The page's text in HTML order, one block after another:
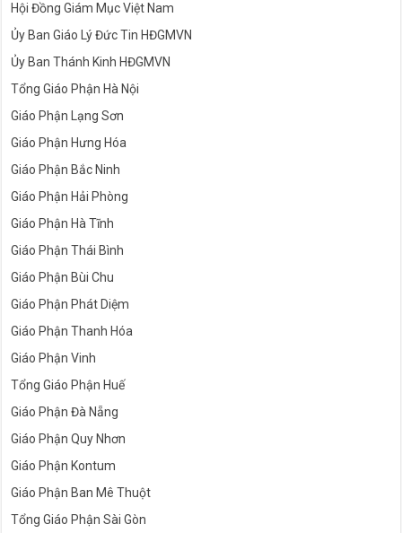
Hội Đồng Giám Mục Việt Nam
Ủy Ban Giáo Lý Đức Tin HĐGMVN
Ủy Ban Thánh Kinh HĐGMVN
Tổng Giáo Phận Hà Nội
Giáo Phận Lạng Sơn
Giáo Phận Hưng Hóa
Giáo Phận Bắc Ninh
Giáo Phận Hải Phòng
Giáo Phận Hà Tĩnh
Giáo Phận Thái Bình
Giáo Phận Bùi Chu
Giáo Phận Phát Diệm
Giáo Phận Thanh Hóa
Giáo Phận Vinh
Tổng Giáo Phận Huế
Giáo Phận Đà Nẵng
Giáo Phận Quy Nhơn
Giáo Phận Kontum
Giáo Phận Ban Mê Thuột
Tổng Giáo Phận Sài Gòn